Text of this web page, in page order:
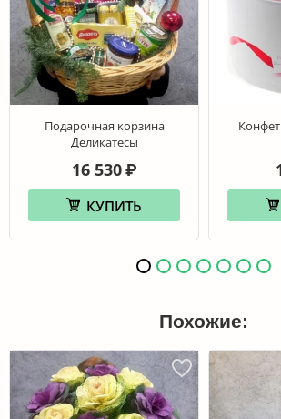
Подарочная корзина
Деликатесы
16 530 ₽
КУПИТЬ
Похожие: